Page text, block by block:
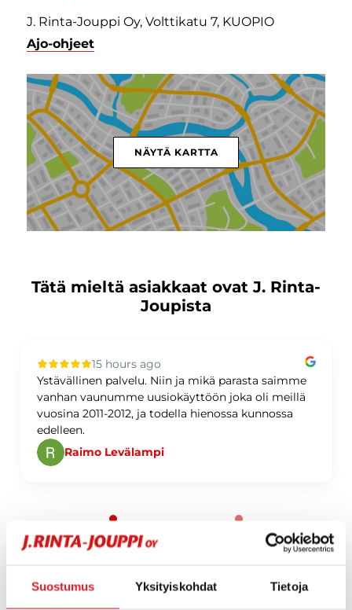
Suostumus Yksityiskohdat Tietoja
J. Rinta-Jouppi Oy, Volttikatu 7, KUOPIO
Ajo-ohjeet
NÄYTÄ KARTTA
Tätä mieltä asiakkaat ovat J. Rinta-
Joupista
15 hours ago
Ystävällinen palvelu. Niin ja mikä parasta saimme
vanhan vaunumme uusiokäyttöön joka oli meillä
vuosina 2011-2012, ja todella hienossa kunnossa
edelleen.
Raimo Levälampi
1 / 60